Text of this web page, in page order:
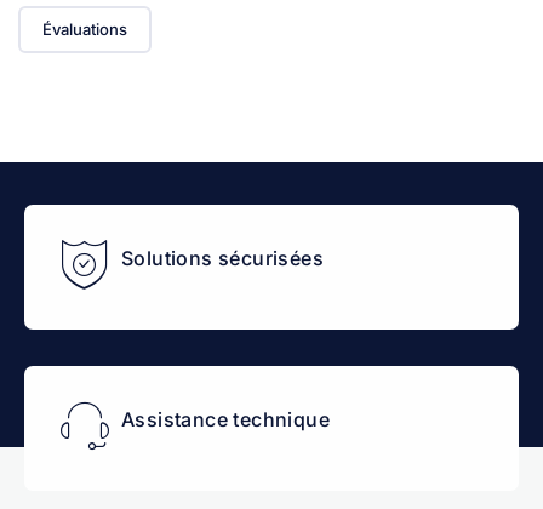
Évaluations
Solutions sécurisées
Assistance technique